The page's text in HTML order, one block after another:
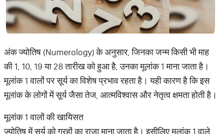
अंक ज्योतिष (Numerology) के अनुसार, जिनका जन्म किसी भी माह
की 1, 10, 19 या 28 तारीख को हुआ है, उनका मूलांक 1 माना जाता है।
मूलांक 1 वालों पर सूर्य का विशेष प्रभाव रहता है। यही कारण है कि इस
मूलांक के लोगों में सूर्य जैसा तेज, आत्मविश्वास और नेतृत्व क्षमता होती है।
मूलांक 1 वालों की खायिसत
ज्योतिष में सूर्य को ग्रहों का राजा माना जाता है। इसीलिए मूलांक 1 वाले